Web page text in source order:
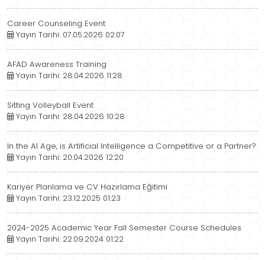
Career Counseling Event
Yayın Tarihi: 07.05.2026 02:07
AFAD Awareness Training
Yayın Tarihi: 28.04.2026 11:28
Sitting Volleyball Event
Yayın Tarihi: 28.04.2026 10:28
In the AI ​​Age, is Artificial Intelligence a Competitive or a Partner?
Yayın Tarihi: 20.04.2026 12:20
Kariyer Planlama ve CV Hazırlama Eğitimi
Yayın Tarihi: 23.12.2025 01:23
2024-2025 Academic Year Fall Semester Course Schedules
Yayın Tarihi: 22.09.2024 01:22